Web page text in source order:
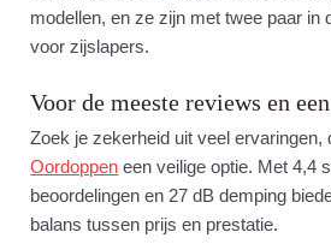
modellen, en ze zijn met twee paar in
voor zijslapers.
Voor de meeste reviews en
Zoek je zekerheid uit veel
Oordoppen een veilige optie. Met 4,4
beoordelingen en 27 dB demping
balans tussen prijs en prestatie.